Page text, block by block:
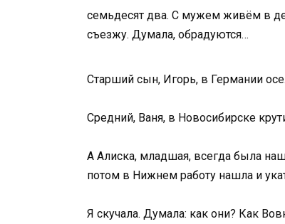
семьдесят два. С мужем живём в
съезжу. Думала, обрадуются…
Старший сын, Игорь, в Германии
Средний, Ваня, в Новосибирске
А Алиска, младшая, всегда была
потом в Нижнем работу нашла и
Я скучала. Думала: как они? Как